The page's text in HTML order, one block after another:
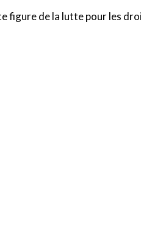
figure de la lutte pour les